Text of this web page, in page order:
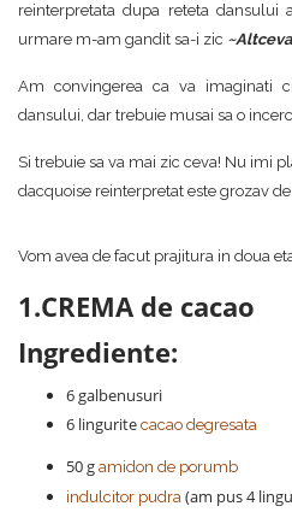
reinterpretata dupa reteta dansului
urmare m-am gandit sa-i zic
Am convingerea ca va imaginati
dansului, dar trebuie musai sa o
Si trebuie sa va mai zic ceva! Nu imi
dacquoise reinterpretat este grozav
Vom avea de facut prajitura in doua
1.CREMA de cacao
Ingrediente:
6 galbenusuri
6 lingurite cacao degresata
50 g amidon de porumb
indulcitor pudra (am pus 4